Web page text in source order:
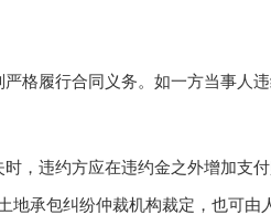
履行合同义务。如一方当事人
违约方应在违约金之外增加支付
承包纠纷仲裁机构裁定，也可由